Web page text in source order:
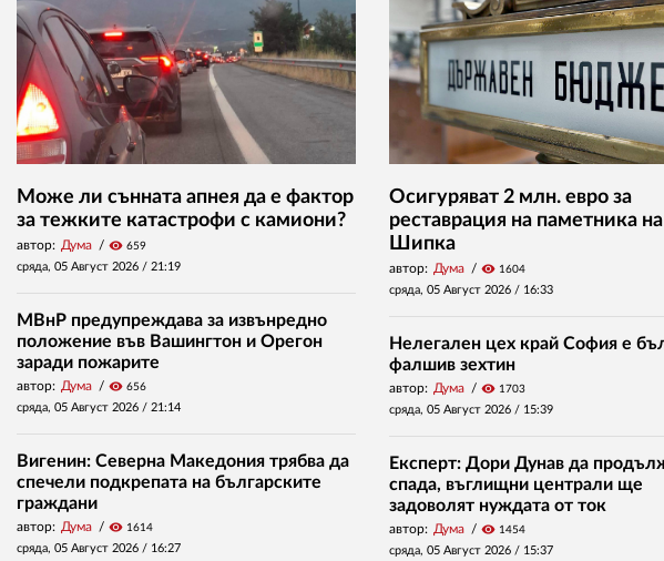
Може ли сънната апнея да е фактор
за тежките катастрофи с камиони?
автор: Дума visibility 659
сряда, 05 Август 2026 / 21:19
МВнР предупреждава за извънредно
положение във Вашингтон и Орегон
заради пожарите
автор: Дума visibility 656
сряда, 05 Август 2026 / 21:14
Вигенин: Северна Македония трябва да
спечели подкрепата на българските
граждани
автор: Дума visibility 1614
сряда, 05 Август 2026 / 16:27
Осигуряват 2 млн. евро за
реставрация на паметника
Шипка
автор: Дума visibility 1604
сряда, 05 Август 2026 / 16:33
Нелегален цех край София е
фалшив зехтин
автор: Дума visibility 1703
сряда, 05 Август 2026 / 15:39
Експерт: Дори Дунав да
спада, въглищни централи ще
задоволят нуждата от ток
автор: Дума visibility 1454
сряда, 05 Август 2026 / 15:37